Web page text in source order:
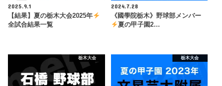
2025.9.1
【結果】夏の栃木大会2025年
全試合結果一覧
2024.7.28
《國學院栃木》野球部メンバー
夏の甲子園2…
栃木大会 栃木大会